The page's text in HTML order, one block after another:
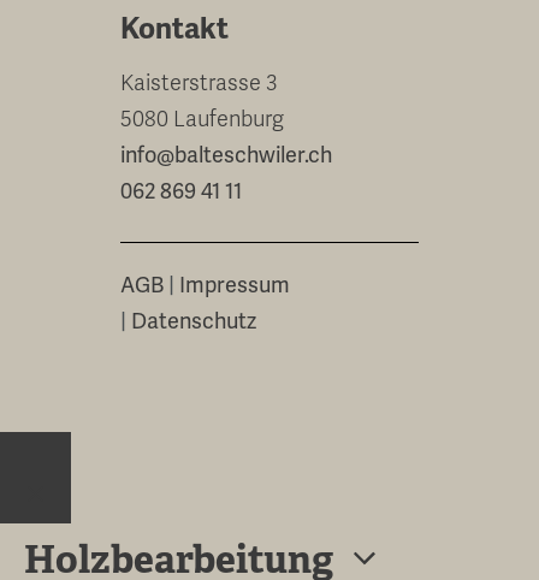
Kontakt
Kaisterstrasse 3
5080 Laufenburg
info@balteschwiler.ch
062 869 41 11
AGB | Impressum
| Datenschutz
Close
Holzbearbeitung